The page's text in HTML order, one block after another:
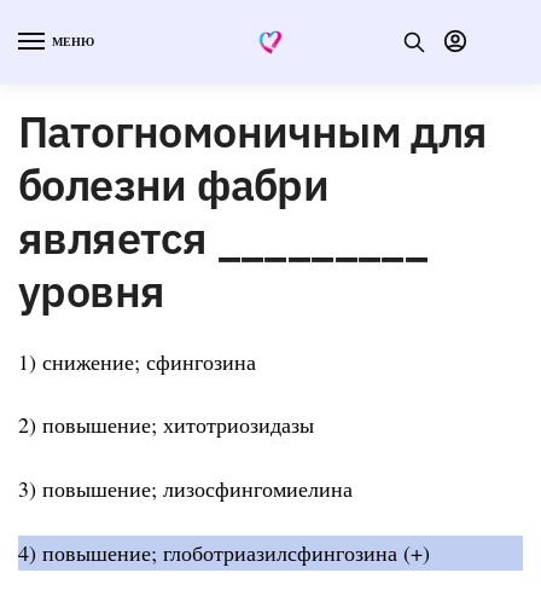
МЕНЮ
Патогномоничным для
болезни фабри
является _________
уровня
1) снижение; сфингозина
2) повышение; хитотриозидазы
3) повышение; лизосфингомиелина
4) повышение; глоботриазилсфингозина (+)